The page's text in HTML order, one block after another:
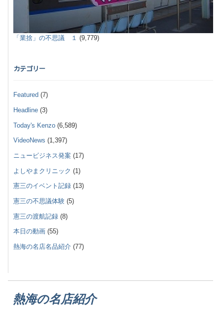
「業捨」の不思議 １ (9,779)
カテゴリー
Featured (7)
Headline (3)
Today's Kenzo (6,589)
VideoNews (1,397)
ニュービジネス発案 (17)
よしやまクリニック (1)
憲三のイベント記録 (13)
憲三の不思議体験 (5)
憲三の渡航記録 (8)
本日の動画 (55)
熱海の名店名品紹介 (77)
熱海の名店紹介